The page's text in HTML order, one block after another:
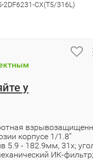
2DF6231-CX(T5/316L)
у
корпусе 1/1.8’’
5.9 - 182.9мм, 31x;
ИК-фильтр;